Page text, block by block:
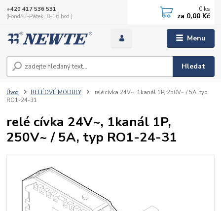
Menu
Hledat
+420 417 536 531
(Pondělí-Pátek, 8-16 hod.)
0 ks
za 0,00 Kč
Úvod RELÉOVÉ MODULY
relé cívka 24V~, 1kanál 1P, 250V~ / 5A, typ
RO1-24-31
relé cívka 24V~, 1kanál 1P,
250V~ / 5A, typ RO1-24-31